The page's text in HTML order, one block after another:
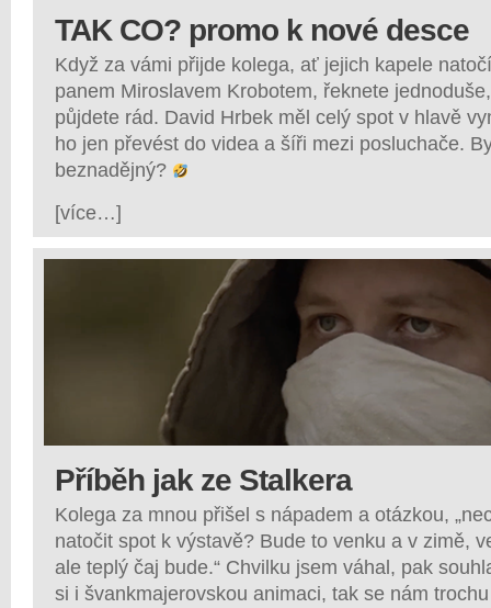
TAK CO? promo k nové desce
Když za vámi přijde kolega, ať jejich kapele
panem Miroslavem Krobotem, řeknete
půjdete rád. David Hrbek měl celý spot v hlavě
ho jen převést do videa a šíři mezi posluchače.
beznadějný?
[více…]
Příběh jak ze Stalkera
Kolega za mnou přišel s nápadem a otázkou,
natočit spot k výstavě? Bude to venku a v zimě,
ale teplý čaj bude.“ Chvilku jsem váhal, pak
si i švankmajerovskou animaci, tak se nám